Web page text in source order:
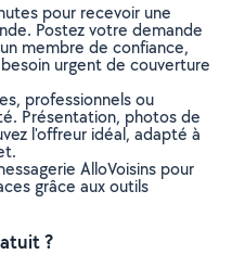
pour recevoir une
Postez votre demande
membre de confiance,
urgent de couverture
professionnels ou
Présentation, photos de
l'offreur idéal, adapté à
AlloVoisins pour
grâce aux outils
?